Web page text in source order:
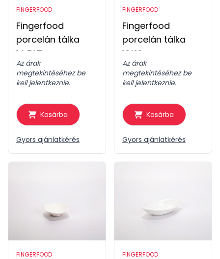
FINGERFOOD
Fingerfood
porcelán tálka
14,5*7cm
Az árak
megtekintéséhez be
kell jelentkeznie.
Kosárba
Gyors ajánlatkérés
FINGERFOOD
Fingerfood
porcelán tálka
16*16cm
Az árak
megtekintéséhez be
kell jelentkeznie.
Kosárba
Gyors ajánlatkérés
FINGERFOOD FINGERFOOD